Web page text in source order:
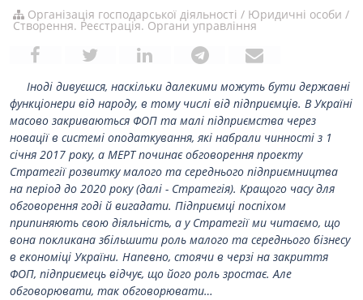
Організація господарської діяльності / Юридичні особи /
Створення. Реєстрація. Органи управління
Іноді дивуєшся, наскільки далекими можуть бути державні
функціонери від народу, в тому числі від підприємців. В Україні
масово закриваються ФОП та малі підприємства через
новації в системі оподаткування, які набрали чинності з 1
січня 2017 року, а МЕРТ починає обговорення проекту
Стратегії розвитку малого та середнього підприємництва
на період до 2020 року (далі - Стратегія). Кращого часу для
обговорення годі й вигадати. Підприємці поспіхом
припиняють свою діяльність, а у Стратегії ми читаємо, що
вона покликана збільшити роль малого та середнього бізнесу
в економіці України. Напевно, стоячи в черзі на закриття
ФОП, підприємець відчує, що його роль зростає. Але
обговорювати, так обговорювати…